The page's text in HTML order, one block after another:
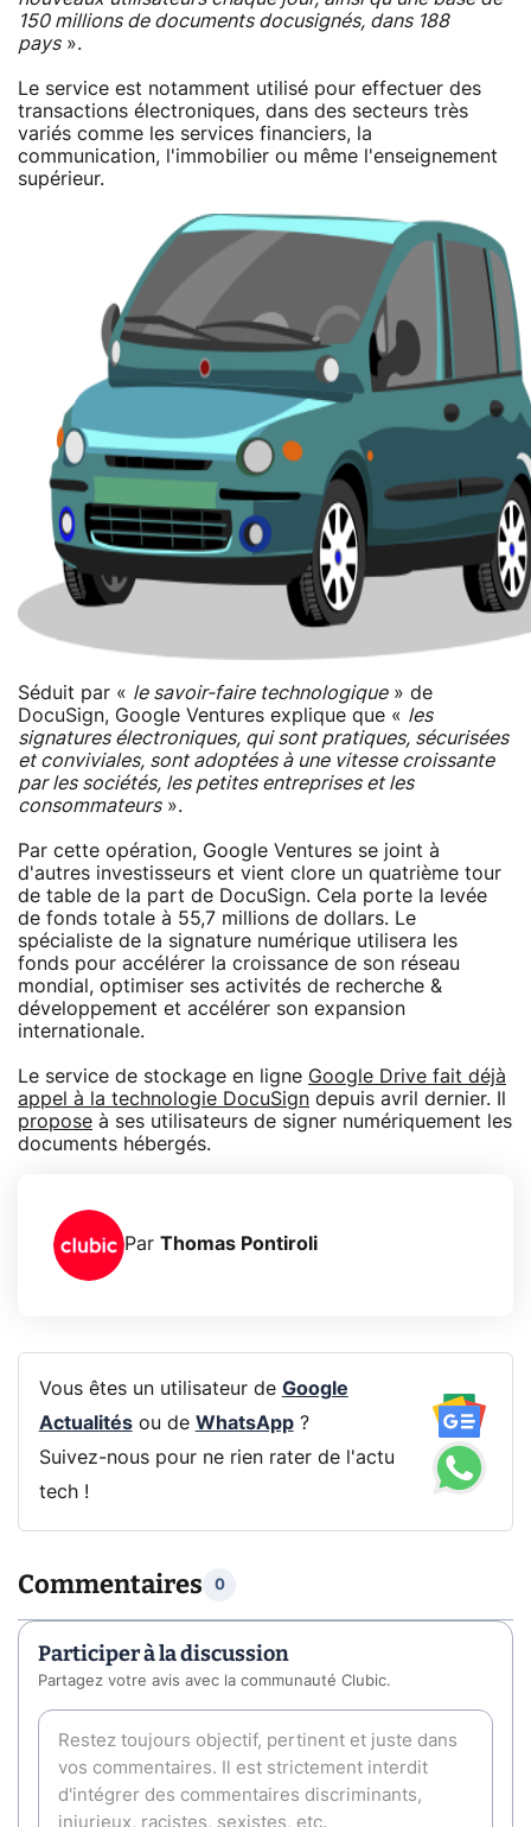
150 millions de documents docusignés, dans 188
pays».
Le service est notamment utilisé pour effectuer des
transactions électroniques, dans des secteurs très
variés comme les services financiers, la
communication, l'immobilier ou même l'enseignement
supérieur.
Séduit par « le savoir-faire technologique» de
DocuSign, Google Ventures explique que « les
signatures électroniques, qui sont pratiques, sécurisées
et conviviales, sont adoptées à une vitesse croissante
par les sociétés, les petites entreprises et les
consommateurs».
Par cette opération, Google Ventures se joint à
d'autres investisseurs et vient clore un quatrième tour
de table de la part de DocuSign. Cela porte la levée
de fonds totale à 55,7 millions de dollars. Le
spécialiste de la signature numérique utilisera les
fonds pour accélérer la croissance de son réseau
mondial, optimiser ses activités de recherche &
développement et accélérer son expansion
internationale.
Le service de stockage en ligne Google Drive fait déjà
appel à la technologie DocuSign depuis avril dernier. Il
propose à ses utilisateurs de signer numériquement les
documents hébergés.
Par Thomas Pontiroli
Vous êtes un utilisateur de Google
Actualitésou de WhatsApp?
Suivez-nous pour ne rien rater de l'actu
tech !
Commentaires 0
Participer à la discussion
Partagez votre avis avec la communauté Clubic.